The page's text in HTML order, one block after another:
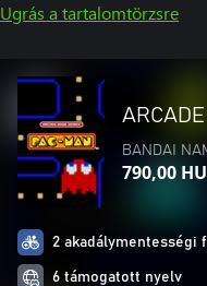
Ugrás a tartalomtörzsre
BANDAI
790,00
2 akadálymentességi
6 támogatott nyelv